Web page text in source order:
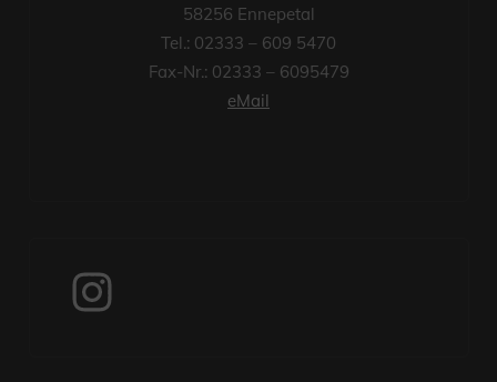
58256 Ennepetal
Tel.: 02333 – 609 5470
Fax-Nr.: 02333 – 6095479
eMail
Instagram